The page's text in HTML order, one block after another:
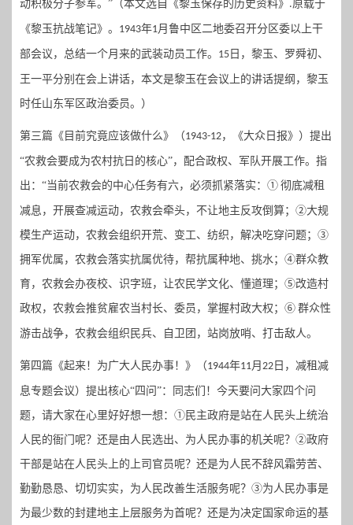
动积极分子参军。”（本文选自《黎玉保存的历史资料》 .原载于
《黎玉抗战笔记》。 1943年1月鲁中区二地委召开分区委以上干
部会议，总结一个月来的武装动员工作。 15 日，黎玉、罗舜初、
王一平分别在会上讲话，本文是黎玉在会议上的讲话提纲，黎玉
时任山东军区政治委员。）
第三篇《目前究竟应该做什么》（1943-12，《大众日报》）提出
“农救会要成为农村抗日的核心”，配合政权、军队开展工作。指
出：“当前农救会的中心任务有六，必须抓紧落实：① 彻底减租
减息，开展查减运动，农救会牵头，不让地主反攻倒算；②大规
模生产运动，农救会组织开荒、变工、纺织，解决吃穿问题；③
拥军优属，农救会落实抗属优待，帮抗属种地、挑水； ④群众教
育，农救会办夜校、识字班，让农民学文化、懂道理； ⑤改造村
政权，农救会推贫雇农当村长、委员，掌握村政大权； ⑥ 群众性
游击战争，农救会组织民兵、自卫团，站岗放哨、打击敌人。
第四篇《起来！为广大人民办事！》（1944年11月 22 日，减租减
息专题会议）提出核心“四问”：同志们！今天要问大家四个问
题，请大家在心里好好想一想：①民主政府是站在人民头上统治
人民的衙门呢？还是由人民选出、为人民办事的机关呢？②政府
干部是站在人民头上的上司官员呢？还是为人民不辞风霜劳苦、
勤勤恳恳、切切实实，为人民改善生活服务呢？③为人民办事是
为最少数的封建地主上层服务为首呢？还是为决定国家命运的基